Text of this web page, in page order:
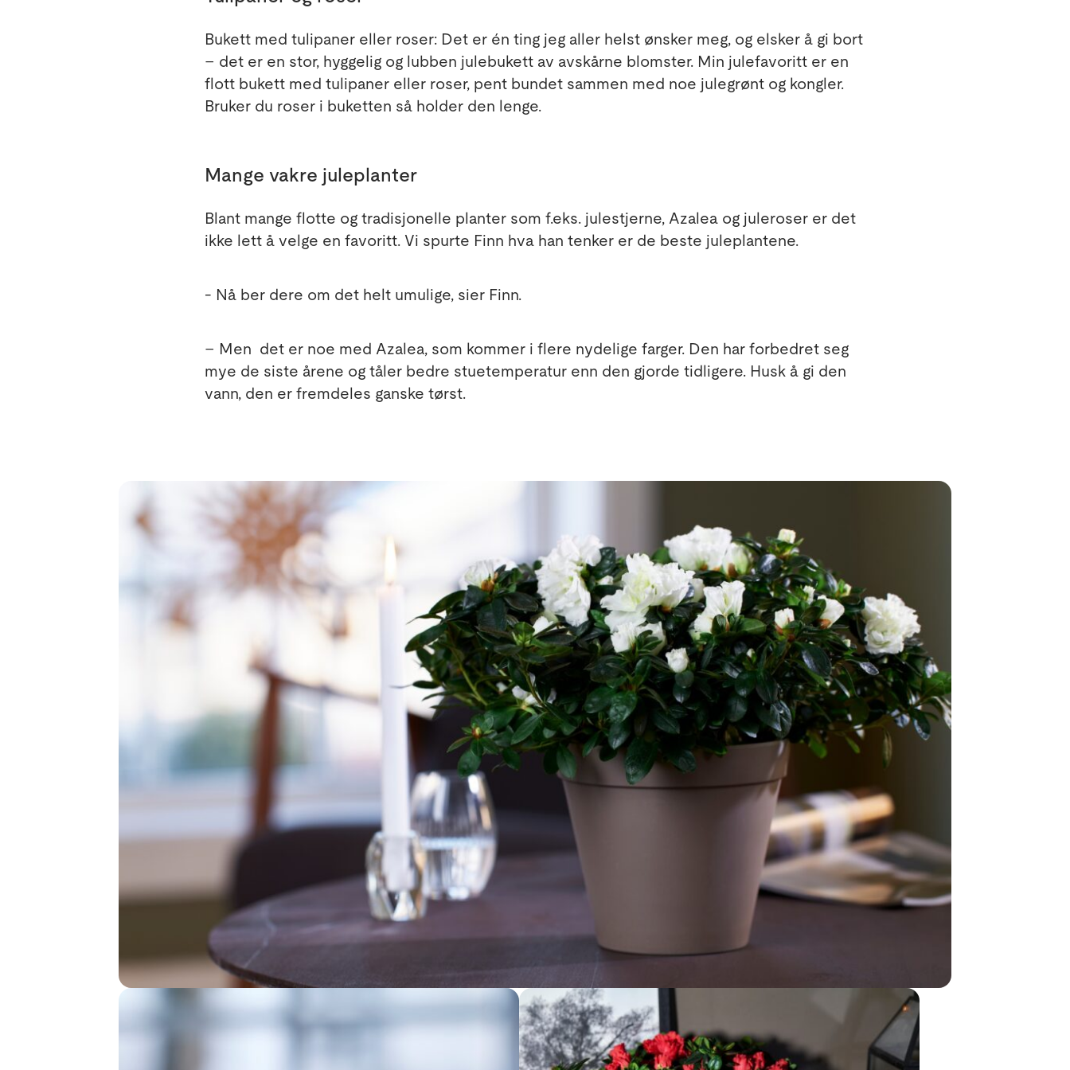
Bukett med tulipaner eller roser: Det er én ting jeg aller helst ønsker meg, og elsker å gi bort
– det er en stor, hyggelig og lubben julebukett av avskårne blomster. Min julefavoritt er en
flott bukett med tulipaner eller roser, pent bundet sammen med noe julegrønt og kongler.
Bruker du roser i buketten så holder den lenge.
Mange vakre juleplanter
Blant mange flotte og tradisjonelle planter som f.eks. julestjerne, Azalea og juleroser er det
ikke lett å velge en favoritt. Vi spurte Finn hva han tenker er de beste juleplantene.
- Nå ber dere om det helt umulige, sier Finn.
– Men det er noe med Azalea, som kommer i flere nydelige farger. Den har forbedret seg
mye de siste årene og tåler bedre stuetemperatur enn den gjorde tidligere. Husk å gi den
vann, den er fremdeles ganske tørst.